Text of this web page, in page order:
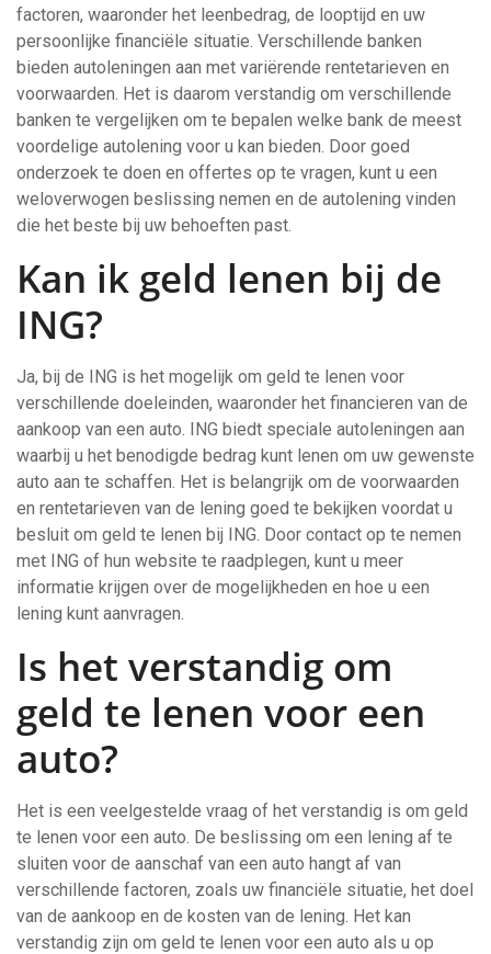
factoren, waaronder het leenbedrag, de looptijd en uw
persoonlijke financiële situatie. Verschillende banken
bieden autoleningen aan met variërende rentetarieven en
voorwaarden. Het is daarom verstandig om verschillende
banken te vergelijken om te bepalen welke bank de meest
voordelige autolening voor u kan bieden. Door goed
onderzoek te doen en offertes op te vragen, kunt u een
weloverwogen beslissing nemen en de autolening vinden
die het beste bij uw behoeften past.
Kan ik geld lenen bij de
ING?
Ja, bij de ING is het mogelijk om geld te lenen voor
verschillende doeleinden, waaronder het financieren van de
aankoop van een auto. ING biedt speciale autoleningen aan
waarbij u het benodigde bedrag kunt lenen om uw gewenste
auto aan te schaffen. Het is belangrijk om de voorwaarden
en rentetarieven van de lening goed te bekijken voordat u
besluit om geld te lenen bij ING. Door contact op te nemen
met ING of hun website te raadplegen, kunt u meer
informatie krijgen over de mogelijkheden en hoe u een
lening kunt aanvragen.
Is het verstandig om
geld te lenen voor een
auto?
Het is een veelgestelde vraag of het verstandig is om geld
te lenen voor een auto. De beslissing om een lening af te
sluiten voor de aanschaf van een auto hangt af van
verschillende factoren, zoals uw financiële situatie, het doel
van de aankoop en de kosten van de lening. Het kan
verstandig zijn om geld te lenen voor een auto als u op